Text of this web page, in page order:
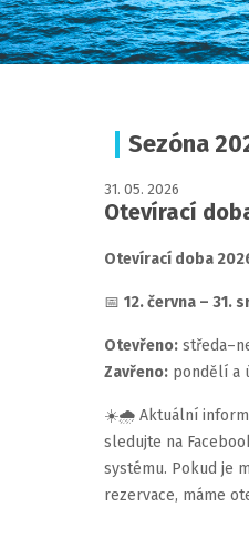
Sezóna
31. 05. 2026
Otevírací
Otevírací doba
📅 12. června – 31.
Otevřeno:
Zavřeno: pondělí a
☀️🌧️ Aktuální
sledujte na
systému. Pokud je
rezervace, máme